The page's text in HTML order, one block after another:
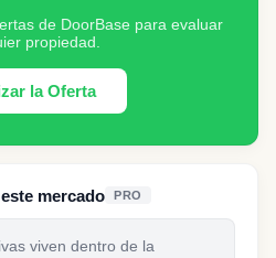
de DoorBase para evaluar
propiedad.
la Oferta
mercado PRO
viven dentro de la